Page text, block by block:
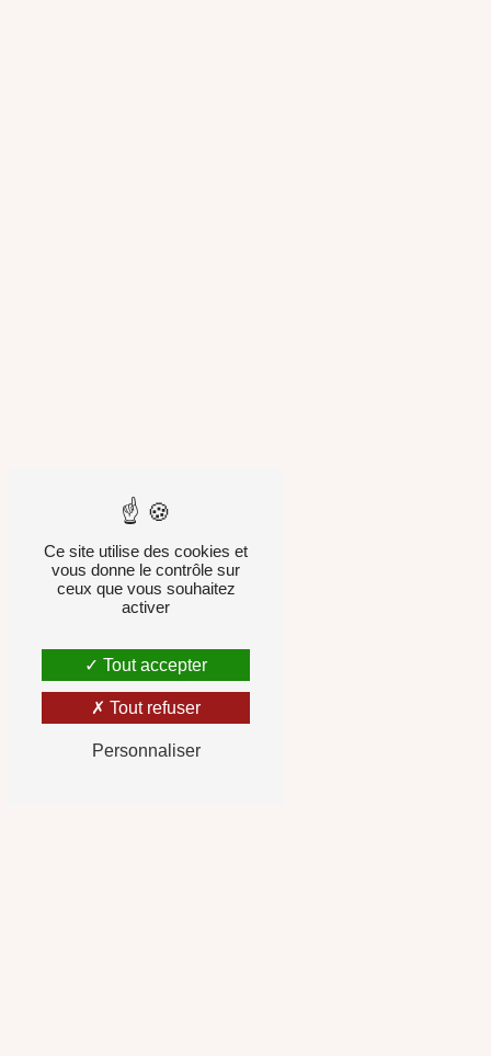
Ce site utilise des cookies et
vous donne le contrôle sur
ceux que vous souhaitez
activer
Tout accepter
Tout refuser
Personnaliser